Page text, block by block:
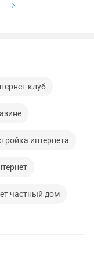
клуб
интернета
частный дом